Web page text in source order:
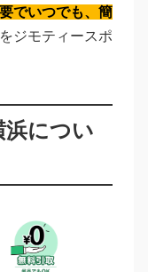
でいつでも、簡
ジモティースポ
につい